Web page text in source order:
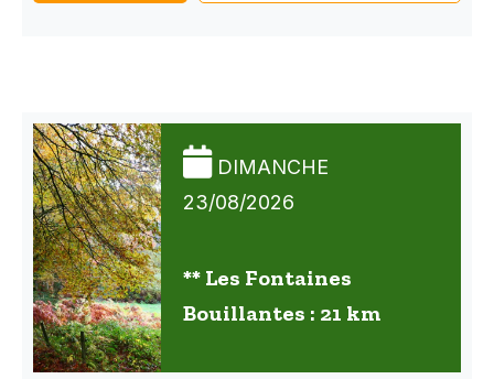
DIMANCHE
23/08/2026
** Les Fontaines
Bouillantes : 21 km